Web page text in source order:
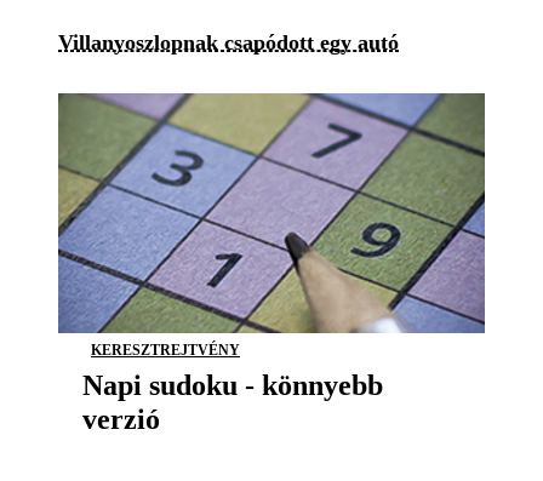
Villanyoszlopnak csapódott egy autó
KERESZTREJTVÉNY
Napi sudoku - könnyebb
verzió